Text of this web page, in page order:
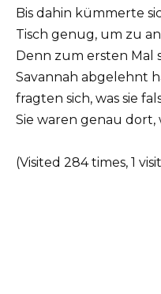
Bis dahin kümmerte
Tisch genug, um zu
Denn zum ersten Mal
Savannah abgelehnt
fragten sich, was sie
Sie waren genau dort,
(Visited 284 times, 1